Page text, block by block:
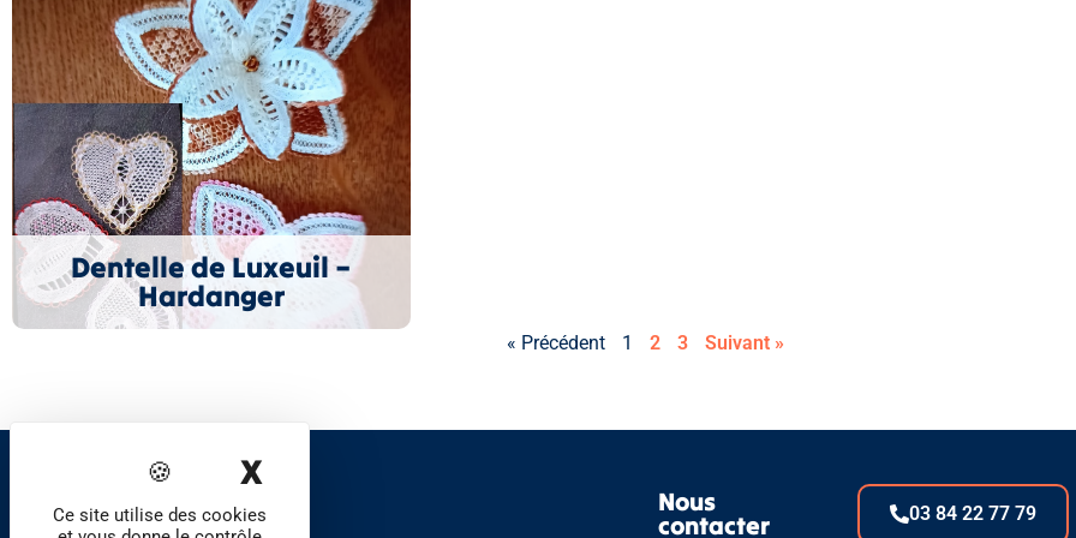
Dentelle de Luxeuil –
Hardanger
« Précédent 1 2 3 Suivant »
Foyer communal de Nous
contacter 03 84 22 77 79
Ce site utilise des cookies
X